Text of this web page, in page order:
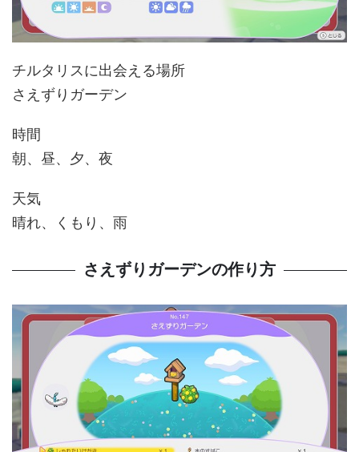
チルタリスに出会える場所
さえずりガーデン
時間
朝、昼、夕、夜
天気
晴れ、くもり、雨
さえずりガーデンの作り方